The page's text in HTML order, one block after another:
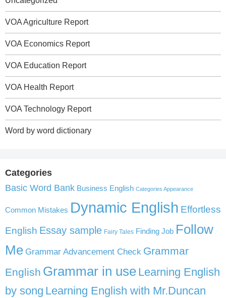
VOA Agriculture Report
VOA Economics Report
VOA Education Report
VOA Health Report
VOA Technology Report
Word by word dictionary
Categories
Basic Word Bank Business English Categories Appearance
Common Mistakes Dynamic English Effortless
English Essay sample Fairy Tales Finding Job Follow
Me Grammar Advancement Check Grammar
English Grammar in use Learning English
by song Learning English with Mr.Duncan